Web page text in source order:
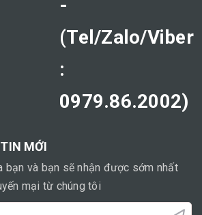
-
(Tel/Zalo/Viber
:
0979.86.2002)
MỚI
bạn và bạn sẽ nhận được sớm nhất
mại từ chúng tôi